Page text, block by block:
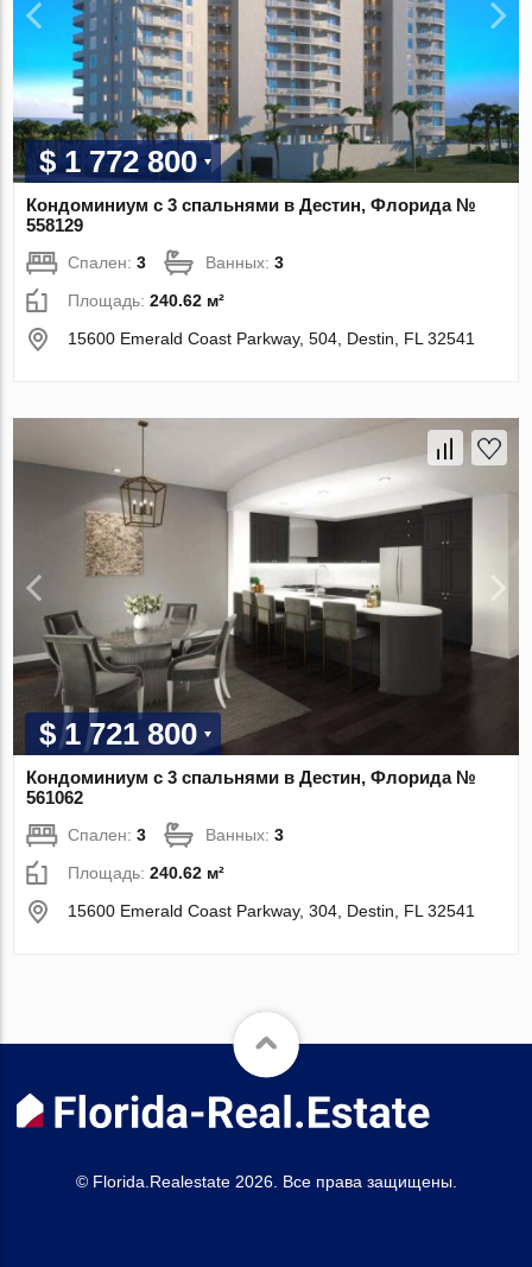
$ 1 772 800
Кондоминиум с 3 спальнями в Дестин, Флорида №
558129
Спален:3 Ванных:3
Площадь:240.62 м²
15600 Emerald Coast Parkway, 504, Destin, FL 32541
$ 1 721 800
Кондоминиум с 3 спальнями в Дестин, Флорида №
561062
Спален:3 Ванных:3
Площадь:240.62 м²
15600 Emerald Coast Parkway, 304, Destin, FL 32541
© Florida.Realestate 2026. Все права защищены.